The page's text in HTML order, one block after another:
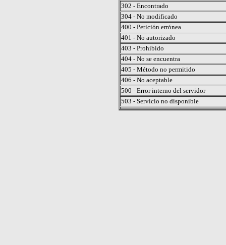
302 - Encontrado
304 - No modificado
400 - Petición errónea
401 - No autorizado
403 - Prohibido
404 - No se encuentra
405 - Método no permitido
406 - No aceptable
500 - Error interno del servidor
503 - Servicio no disponible